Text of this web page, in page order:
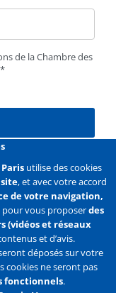
de la Chambre des
les cookies
du site
utilise des cookies
, et avec votre accord
de votre navigation,
pour vous proposerdes
(vidéos et réseaux
et d’avis.
déposés sur votre
cookies ne seront pas
fonctionnels.